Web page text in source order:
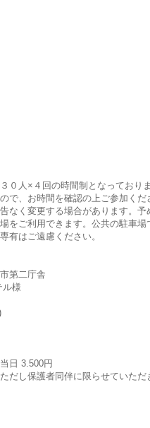
０人×４回の時間制となっており
で、お時間を確認の上ご参加く
なく変更する場合があります。予
をご利用できます。公共の駐車
有はご遠慮ください。
第二庁舎
ル様
日 3.500円
だし保護者同伴に限らせていただ